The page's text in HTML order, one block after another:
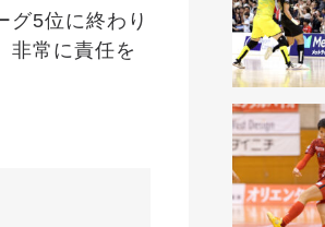
グ5位に終わり
非常に責任を